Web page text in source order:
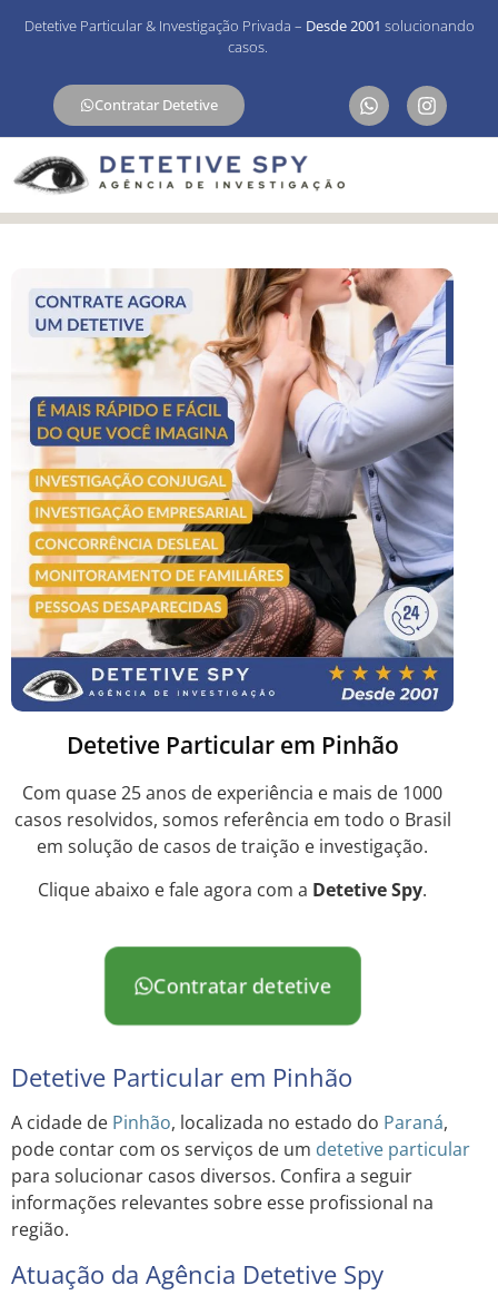
Detetive Particular & Investigação Privada – Desde 2001 solucionando
casos.
Contratar Detetive
Detetive Particular em Pinhão
Com quase 25 anos de experiência e mais de 1000
casos resolvidos, somos referência em todo o Brasil
em solução de casos de traição e investigação.
Clique abaixo e fale agora com a Detetive Spy.
Contratar detetive
Detetive Particular em Pinhão
A cidade de Pinhão, localizada no estado do Paraná,
pode contar com os serviços de um detetive particular
para solucionar casos diversos. Confira a seguir
informações relevantes sobre esse profissional na
região.
Atuação da Agência Detetive Spy